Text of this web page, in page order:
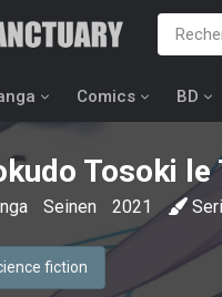
Comics BD
Tosoki
Seinen 2021
fiction